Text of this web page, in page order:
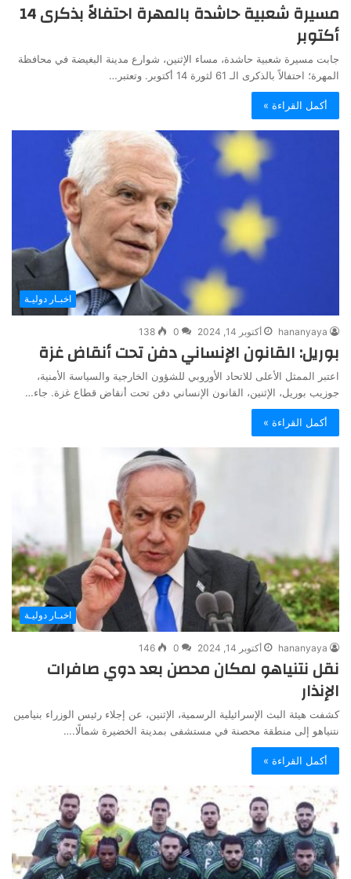
مسيرة شعبية حاشدة بالمهرة احتفالاً بذكرى 14
أكتوبر
جابت مسيرة شعبية حاشدة، مساء الإثنين، شوارع مدينة البغيضة في محافظة
المهرة؛ احتفالاً بالذكرى الـ 61 لثورة 14 أكتوبر. وتعتبر…
أكمل القراءة »
اخبـار دوليـة
hananyaya أكتوبر 14, 2024 0
138
بوريل: القانون الإنساني دفن تحت أنقاض غزة
اعتبر الممثل الأعلى للاتحاد الأوروبي للشؤون الخارجية والسياسة الأمنية،
جوزيب بوريل، الإثنين، القانون الإنساني دفن تحت أنقاض قطاع غزة. جاء…
أكمل القراءة »
اخبـار دوليـة
hananyaya أكتوبر 14, 2024 0
146
نقل نتنياهو لمكان محصن بعد دوي صافرات
الإنذار
كشفت هيئة البث الإسرائيلية الرسمية، الإثنين، عن إجلاء رئيس الوزراء بنيامين
نتنياهو إلى منطقة محصنة في مستشفى بمدينة الخضيرة شمالًا.…
أكمل القراءة »